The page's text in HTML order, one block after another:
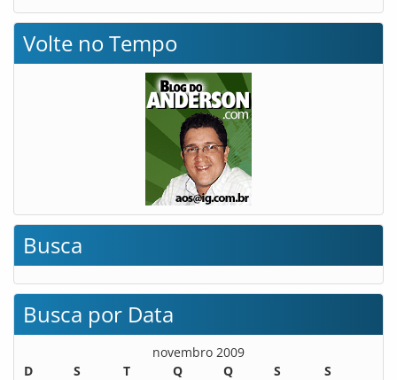
Volte no Tempo
Busca
Busca por Data
novembro 2009
D
S T Q Q S
S